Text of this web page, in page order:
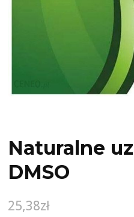
Naturalne
DMSO
25,38zł